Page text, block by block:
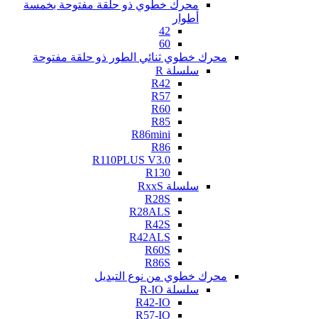
محرك خطوي ذو حلقة مفتوحة بخمسة
أطوار
42
60
محرك خطوي ثنائي الطور ذو حلقة مفتوحة
سلسلة R
R42
R57
R60
R85
R86mini
R86
R110PLUS V3.0
R130
سلسلة RxxS
R28S
R28ALS
R42S
R42ALS
R60S
R86S
محرك خطوي من نوع التبديل
سلسلة R-IO
R42-IO
R57-IO